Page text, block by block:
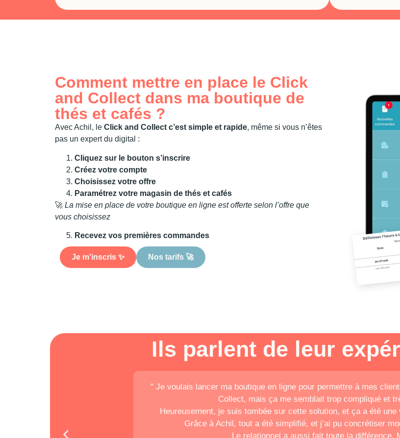
Comment mettre en place le Click
and Collect dans ma boutique de
thés et cafés ?
Avec Achil, le Click and Collect c’est simple et rapide, même si vous n’êtes
pas un expert du digital :
Cliquez sur le bouton s’inscrire
Créez votre compte
Choisissez votre offre
Paramétrez votre magasin de thés et cafés
🚀 La mise en place de votre boutique en ligne est offerte selon l’offre que
vous choisissez
Recevez vos premières commandes
Je m'inscris ✨ Nos tarifs 🚀
Ils parlent de leur
" Je voulais lancer ma boutique en ligne pour permettre à mes
Collect, mais ça me semblait trop compliqué et
Heureusement, je suis tombée sur cette solution, et ça a été
Grâce à Achil, tout a été simplifié, et j’ai pu concrétiser
Le relationnel a aussi fait toute la différence.